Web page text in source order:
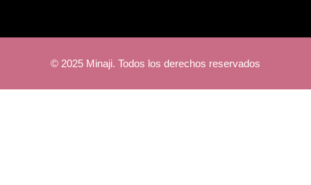
© 2025 Minaji. Todos los derechos reservados